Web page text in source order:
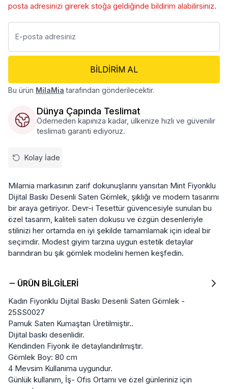
posta adresinizi girerek stoğa geldiğinde bildirim alabilirsiniz.
BILDIRIM AL
Bu ürün MilaMia tarafından gönderilecektir.
Dünya Çapında Teslimat
Ödemeden kapınıza kadar, ülkenize hızlı ve güvenilir
teslimatı garanti ediyoruz.
Kolay İade
Milamia markasının zarif dokunuşlarını yansıtan Mint Fiyonklu
Dijital Baskı Desenli Saten Gömlek, şıklığı ve modern tasarımı
bir araya getiriyor. Devr-i Tesettür güvencesiyle sunulan bu
özel tasarım, kaliteli saten dokusu ve özgün desenleriyle
stilinizi her ortamda en iyi şekilde tamamlamak için ideal bir
seçimdir. Modest giyim tarzına uygun estetik detaylar
barındıran bu şık gömlek modelini hemen keşfedin.
ÜRÜN BILGILERI
Kadın Fiyonklu Dijital Baskı Desenli Saten Gömlek -
25SS0027
Pamuk Saten Kumaştan Üretilmiştir..
Dijital baskı desenlidir.
Kendinden Fiyonk ile detaylandırılmıştır.
Gömlek Boy: 80 cm
4 Mevsim Kullanıma uygundur.
Günlük kullanım, İş- Ofis Ortamı ve özel günleriniz için